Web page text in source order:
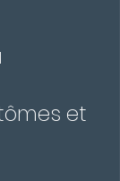
et